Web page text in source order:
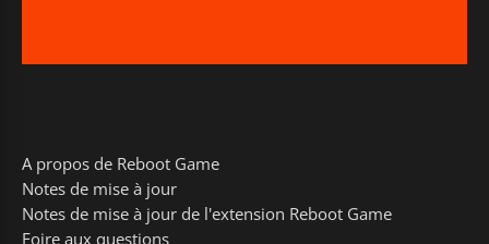
A propos de Reboot Game
Notes de mise à jour
Notes de mise à jour de l'extension Reboot Game
Foire aux questions